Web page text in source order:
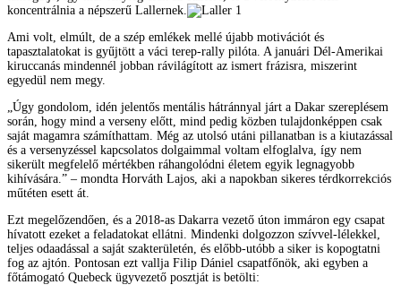
koncentrálnia a népszerű Lallernek.
Ami volt, elmúlt, de a szép emlékek mellé újabb motivációt és
tapasztalatokat is gyűjtött a váci terep-rally pilóta. A januári Dél-Amerikai
kiruccanás mindennél jobban rávilágított az ismert frázisra, miszerint
egyedül nem megy.
„Úgy gondolom, idén jelentős mentális hátránnyal járt a Dakar szereplésem
során, hogy mind a verseny előtt, mind pedig közben tulajdonképpen csak
saját magamra számíthattam. Még az utolsó utáni pillanatban is a kiutazással
és a versenyzéssel kapcsolatos dolgaimmal voltam elfoglalva, így nem
sikerült megfelelő mértékben ráhangolódni életem egyik legnagyobb
kihívására.” – mondta Horváth Lajos, aki a napokban sikeres térdkorrekciós
műtéten esett át.
Ezt megelőzendően, és a 2018-as Dakarra vezető úton immáron egy csapat
hívatott ezeket a feladatokat ellátni. Mindenki dolgozzon szívvel-lélekkel,
teljes odaadással a saját szakterületén, és előbb-utóbb a siker is kopogtatni
fog az ajtón. Pontosan ezt vallja Filip Dániel csapatfőnök, aki egyben a
főtámogató Quebeck ügyvezető posztját is betölti: